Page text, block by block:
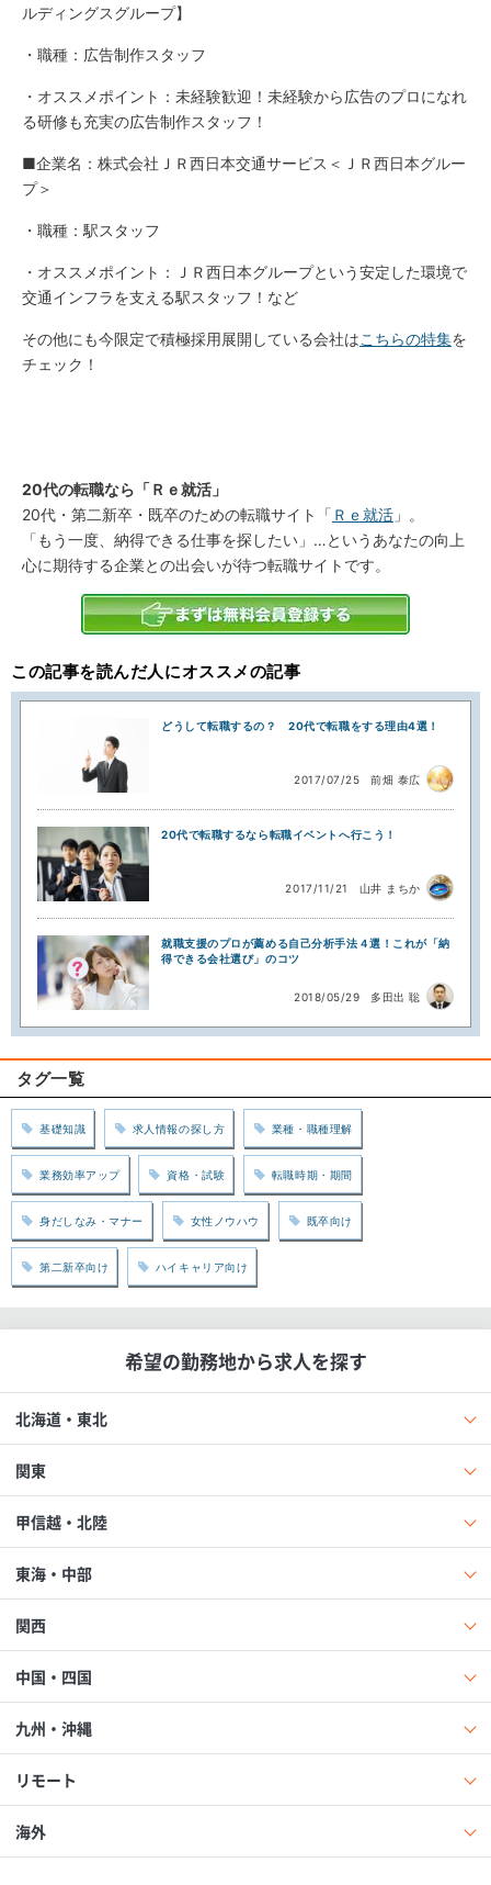
ルディングスグループ】
・職種：広告制作スタッフ
・オススメポイント：未経験歓迎！未経験から広告のプロになれ
る研修も充実の広告制作スタッフ！
■企業名：株式会社ＪＲ西日本交通サービス＜ＪＲ西日本グルー
プ＞
・職種：駅スタッフ
・オススメポイント：ＪＲ西日本グループという安定した環境で
交通インフラを支える駅スタッフ！など
その他にも今限定で積極採用展開している会社はこちらの特集を
チェック！
20代の転職なら「Ｒｅ就活」
20代・第二新卒・既卒のための転職サイト「 Ｒｅ就活 」。
「もう一度、納得できる仕事を探したい」…というあなたの向上
心に期待する企業との出会いが待つ転職サイトです。
この記事を読んだ人にオススメの記事
どうして転職するの？ 20代で転職をする理由4選！
2017/07/25 前畑 泰広
20代で転職するなら転職イベントへ行こう！
2017/11/21 山井 まちか
就職支援のプロが薦める自己分析手法４選！これが「納
得できる会社選び」のコツ
2018/05/29 多田出 聡
タグ一覧
基礎知識 求人情報の探し方 業種・職種理解
業務効率アップ 資格・試験 転職時期・期間
身だしなみ・マナー 女性ノウハウ 既卒向け
第二新卒向け ハイキャリア向け
希望の勤務地から求人を探す
北海道・東北
関東
甲信越・北陸
東海・中部
関西
中国・四国
九州・沖縄
リモート
海外